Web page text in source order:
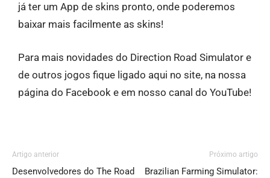
já ter um App de skins pronto, onde poderemos
baixar mais facilmente as skins!
Para mais novidades do Direction Road Simulator e
de outros jogos fique ligado aqui no site, na nossa
página do Facebook e em nosso canal do YouTube!
Artigo anterior
Desenvolvedores do The Road
Próximo artigo
Brazilian Farming Simulator: